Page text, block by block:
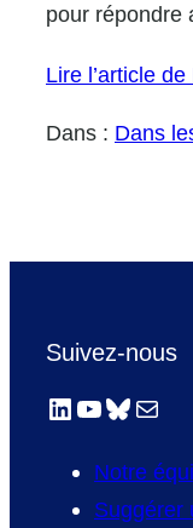
pour répondre
Lire l’article
Dans : Dans
Suivez-nous
LinkedIn
YouTube
Bluesky
E-mail
Notre
Suggérer